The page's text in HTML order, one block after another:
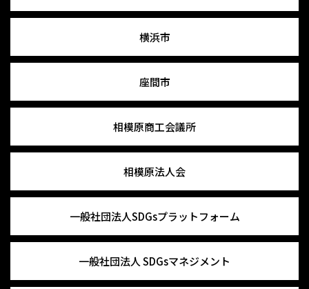
横浜市
座間市
相模原商工会議所
相模原法人会
一般社団法人SDGsプラットフォーム
一般社団法人 SDGsマネジメント